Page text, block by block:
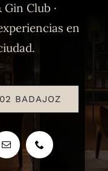
Club ·
en
BADAJOZ